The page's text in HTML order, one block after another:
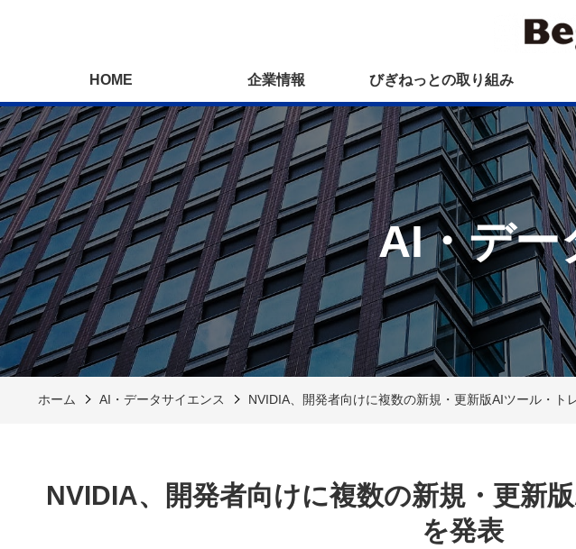
HOME 企業情報 びぎねっとの取り組み
AI・デー
ホーム AI・データサイエンス NVIDIA、開発者向けに複数の新規・更新版AIツール・ト
NVIDIA、開発者向けに複数の新規・更新
を発表